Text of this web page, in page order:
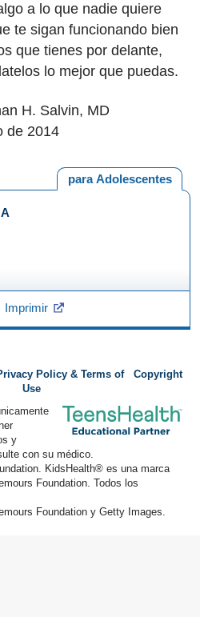
a lo que nadie quiere
te sigan funcionando bien
que tienes por delante,
lo mejor que puedas.
H. Salvin, MD
de 2014
para Adolescentes
Imprimir
Policy & Terms of
Use
Copyright
y
con su médico.
KidsHealth® es una marca
Foundation. Todos los
Foundation y Getty Images.